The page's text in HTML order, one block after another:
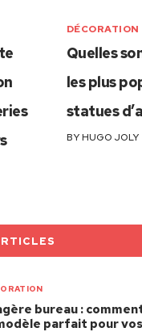
DÉCORATION
Quelles
les plus
statues
BYHUGO JOLY
bureau :
parfait pour